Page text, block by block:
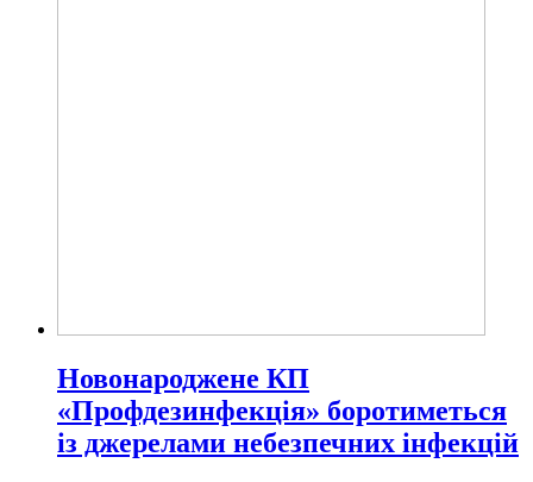
Новонароджене КП
«Профдезинфекція» боротиметься
із джерелами небезпечних інфекцій